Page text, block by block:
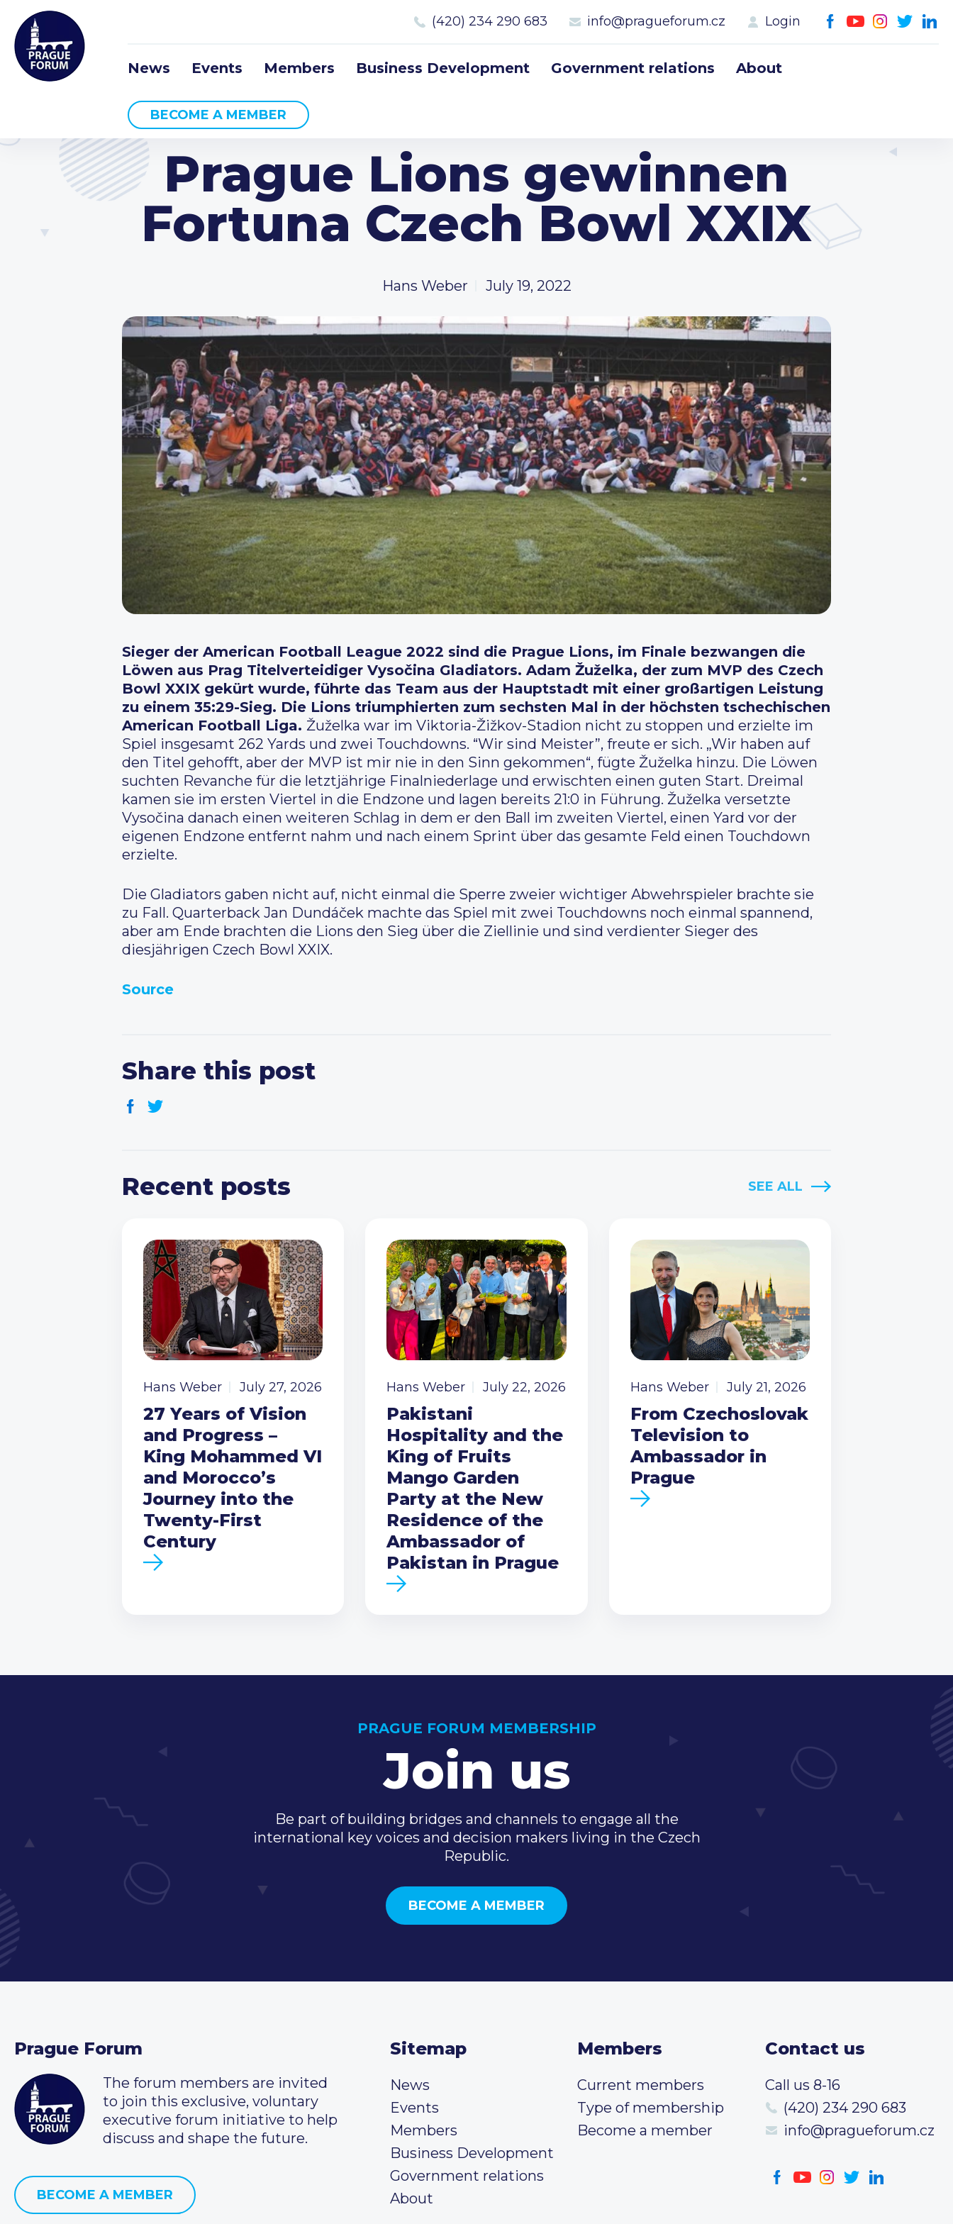
(420) 234 290 683 info@pragueforum.cz Login
News Events Members Business Development Government relations About
BECOME A MEMBER
Prague Lions gewinnen
Fortuna Czech Bowl XXIX
Hans Weber July 19, 2022
Sieger der American Football League 2022 sind die Prague Lions, im Finale bezwangen die
Löwen aus Prag Titelverteidiger Vysočina Gladiators. Adam Žuželka, der zum MVP des Czech
Bowl XXIX gekürt wurde, führte das Team aus der Hauptstadt mit einer großartigen Leistung
zu einem 35:29-Sieg. Die Lions triumphierten zum sechsten Mal in der höchsten tschechischen
American Football Liga. Žuželka war im Viktoria-Žižkov-Stadion nicht zu stoppen und erzielte im
Spiel insgesamt 262 Yards und zwei Touchdowns. “Wir sind Meister”, freute er sich. „Wir haben auf
den Titel gehofft, aber der MVP ist mir nie in den Sinn gekommen“, fügte Žuželka hinzu. Die Löwen
suchten Revanche für die letztjährige Finalniederlage und erwischten einen guten Start. Dreimal
kamen sie im ersten Viertel in die Endzone und lagen bereits 21:0 in Führung. Žuželka versetzte
Vysočina danach einen weiteren Schlag in dem er den Ball im zweiten Viertel, einen Yard vor der
eigenen Endzone entfernt nahm und nach einem Sprint über das gesamte Feld einen Touchdown
erzielte.
Die Gladiators gaben nicht auf, nicht einmal die Sperre zweier wichtiger Abwehrspieler brachte sie
zu Fall. Quarterback Jan Dundáček machte das Spiel mit zwei Touchdowns noch einmal spannend,
aber am Ende brachten die Lions den Sieg über die Ziellinie und sind verdienter Sieger des
diesjährigen Czech Bowl XXIX.
Source
Share this post
Recent posts SEE ALL
Hans Weber July 27, 2026
27 Years of Vision
and Progress –
King Mohammed VI
and Morocco’s
Journey into the
Twenty-First
Century
Hans Weber July 22, 2026
Pakistani
Hospitality and the
King of Fruits
Mango Garden
Party at the New
Residence of the
Ambassador of
Pakistan in Prague
Hans Weber July 21, 2026
From Czechoslovak
Television to
Ambassador in
Prague
PRAGUE FORUM MEMBERSHIP
Join us
Be part of building bridges and channels to engage all the
international key voices and decision makers living in the Czech
Republic.
BECOME A MEMBER
Prague Forum
The forum members are invited
to join this exclusive, voluntary
executive forum initiative to help
discuss and shape the future.
BECOME A MEMBER
Sitemap
News
Events
Members
Business Development
Government relations
About
Members
Current members
Type of membership
Become a member
Contact us
Call us 8-16
(420) 234 290 683
info@pragueforum.cz